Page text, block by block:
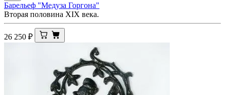
Барельеф "Медуза Горгона"
Вторая половина XIX века.
26 250 ₽